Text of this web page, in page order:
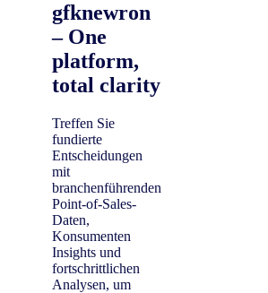
gfknewron
– One
platform,
total clarity
Treffen Sie
fundierte
Entscheidungen
mit
branchenführenden
Point-of-Sales-
Daten,
Konsumenten
Insights und
fortschrittlichen
Analysen, um